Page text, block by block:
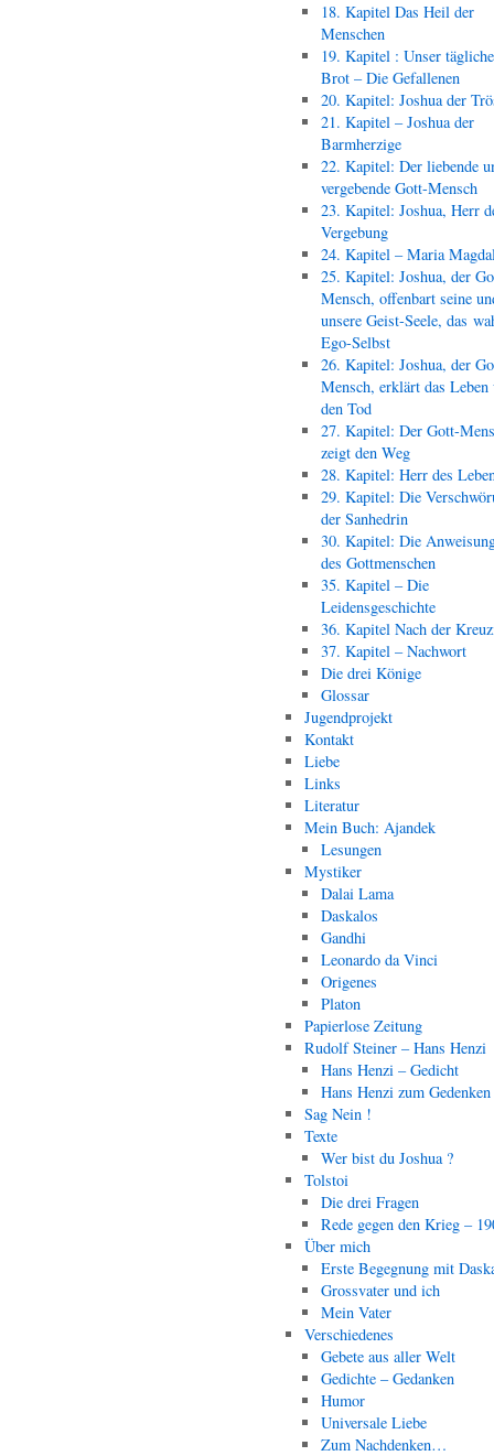
18. Kapitel Das Heil der
Menschen
19. Kapitel : Unser
Brot – Die Gefallenen
20. Kapitel: Joshua der
21. Kapitel – Joshua der
Barmherzige
22. Kapitel: Der liebende
vergebende Gott-Mensch
23. Kapitel: Joshua, Herr
Vergebung
24. Kapitel – Maria
25. Kapitel: Joshua, der
Mensch, offenbart seine
unsere Geist-Seele, das
Ego-Selbst
26. Kapitel: Joshua, der
Mensch, erklärt das Leben
den Tod
27. Kapitel: Der Gott-
zeigt den Weg
28. Kapitel: Herr des
29. Kapitel: Die
der Sanhedrin
30. Kapitel: Die
des Gottmenschen
35. Kapitel – Die
Leidensgeschichte
36. Kapitel Nach der
37. Kapitel – Nachwort
Die drei Könige
Glossar
Jugendprojekt
Kontakt
Liebe
Links
Literatur
Mein Buch: Ajandek
Lesungen
Mystiker
Dalai Lama
Daskalos
Gandhi
Leonardo da Vinci
Origenes
Platon
Papierlose Zeitung
Rudolf Steiner – Hans Henzi
Hans Henzi – Gedicht
Hans Henzi zum Gedenken
Sag Nein !
Texte
Wer bist du Joshua ?
Tolstoi
Die drei Fragen
Rede gegen den Krieg –
Über mich
Erste Begegnung mit
Grossvater und ich
Mein Vater
Verschiedenes
Gebete aus aller Welt
Gedichte – Gedanken
Humor
Universale Liebe
Zum Nachdenken…